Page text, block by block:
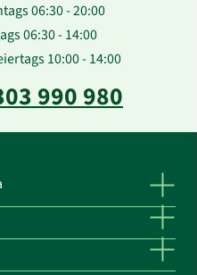
06:30 - 20:00
06:30 - 14:00
10:00 - 14:00
990 980